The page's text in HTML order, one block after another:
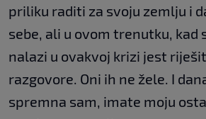
priliku raditi za svoju zemlju i
sebe, ali u ovom trenutku, kad
nalazi u ovakvoj krizi jest
razgovore. Oni ih ne žele. I
spremna sam, imate moju